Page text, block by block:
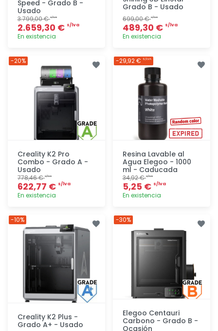
Speed - Grado B -
Usado
3.799,00 €s/lva
2.659,30 € s/lva
En existencia
Grado B - Usado
699,00 €s/lva
489,30 € s/lva
En existencia
Creality K2 Pro
Combo - Grado A -
Usado
778,46 €s/lva
622,77 € s/lva
En existencia
-20%
Resina Lavable al
Agua Elegoo - 1000
ml - Caducada
34,92 €s/lva
5,25 € s/lva
En existencia
-29,92 € S/LVA
Creality K2 Plus -
Grado A+ - Usado
-10%
Elegoo Centauri
Carbono - Grado B -
Ocasión
-30%